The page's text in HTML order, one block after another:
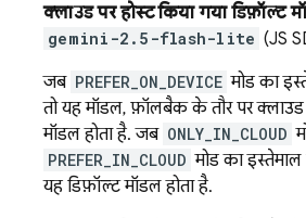
क्लाउड पर होस्ट किया गया डिफ़ॉल्ट
gemini-2.5-flash-lite (JS
जब PREFER_ON_DEVICE मोड का
तो यह मॉडल, फ़ॉलबैक के तौर पर क्लाउड
मॉडल होता है. जब ONLY_IN_CLOUD
PREFER_IN_CLOUD मोड का इस्तेमाल
यह डिफ़ॉल्ट मॉडल होता है.